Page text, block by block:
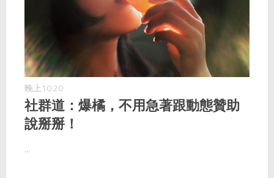
晚上10:20
社群道：爆橘，不用急著跟動態贊助
說掰掰！
...